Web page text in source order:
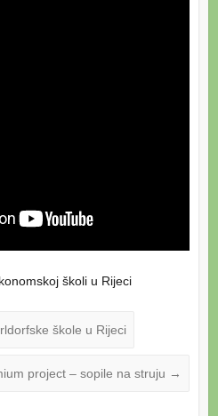
školi u Rijeci
škole u Rijeci
project – sopile na struju →